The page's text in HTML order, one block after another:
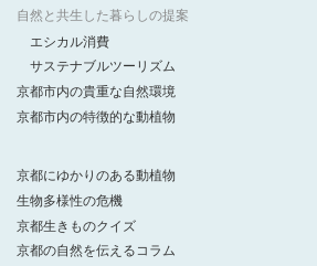
自然と共生した暮らしの提案
エシカル消費
サステナブルツーリズム
京都市内の貴重な自然環境
京都市内の特徴的な動植物
京都にゆかりのある動植物
生物多様性の危機
京都生きものクイズ
京都の自然を伝えるコラム